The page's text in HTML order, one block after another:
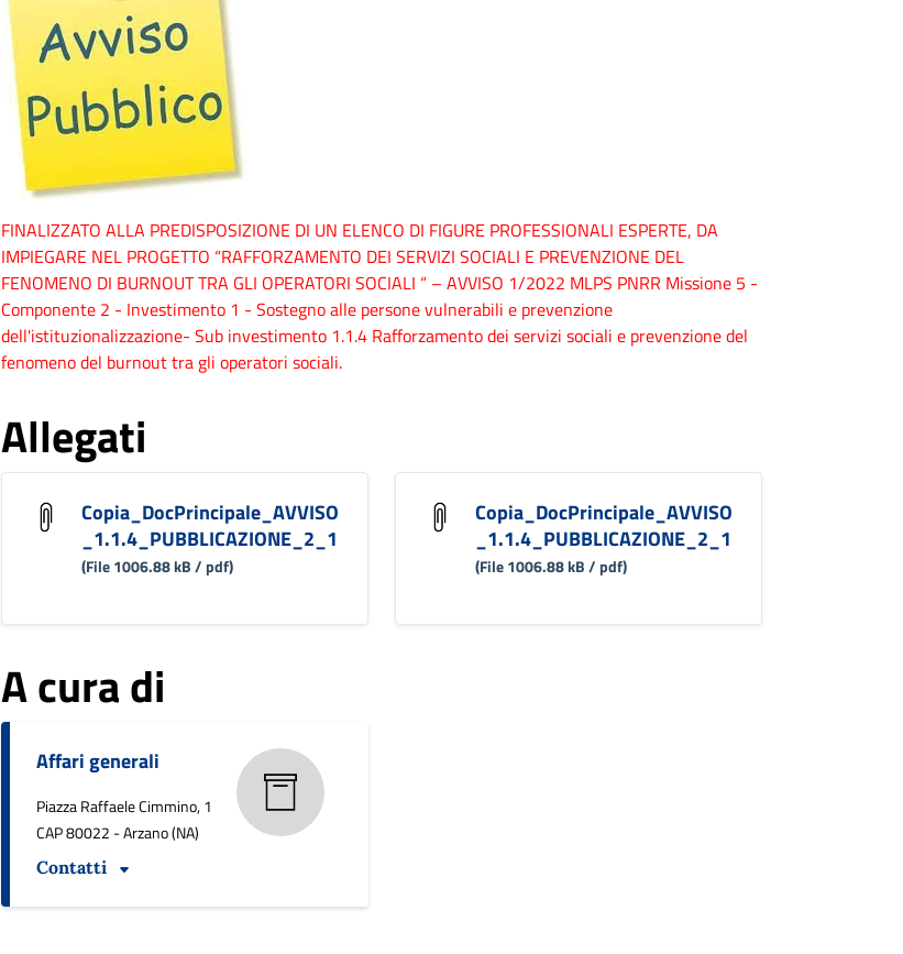
FINALIZZATO ALLA PREDISPOSIZIONE DI UN ELENCO DI FIGURE PROFESSIONALI ESPERTE, DA
IMPIEGARE NEL PROGETTO “RAFFORZAMENTO DEI SERVIZI SOCIALI E PREVENZIONE DEL
FENOMENO DI BURNOUT TRA GLI OPERATORI SOCIALI “ – AVVISO 1/2022 MLPS PNRR Missione 5 -
Componente 2 - Investimento 1 - Sostegno alle persone vulnerabili e prevenzione
dell'istituzionalizzazione- Sub investimento 1.1.4 Rafforzamento dei servizi sociali e prevenzione del
fenomeno del burnout tra gli operatori sociali.
Allegati
Copia_DocPrincipale_AVVISO
_1.1.4_PUBBLICAZIONE_2_1
(File 1006.88 kB / pdf)
Copia_DocPrincipale_AVVISO
_1.1.4_PUBBLICAZIONE_2_1
(File 1006.88 kB / pdf)
A cura di
Affari generali
Piazza Raffaele Cimmino, 1
CAP 80022 - Arzano (NA)
Contatti